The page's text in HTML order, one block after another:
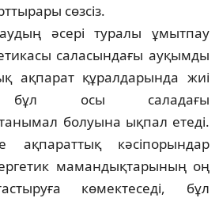
сөзсіз.
әсері туралы ұмытпау
саласын­дағы ауқымды
ақпарат құ­ралдарында жиі
бұл осы са­ладағы
болуы­на ықпал етеді.
ақпараттық кә­сіпорындар
ма­ман­дықтарының оң
көмектеседі, бұл